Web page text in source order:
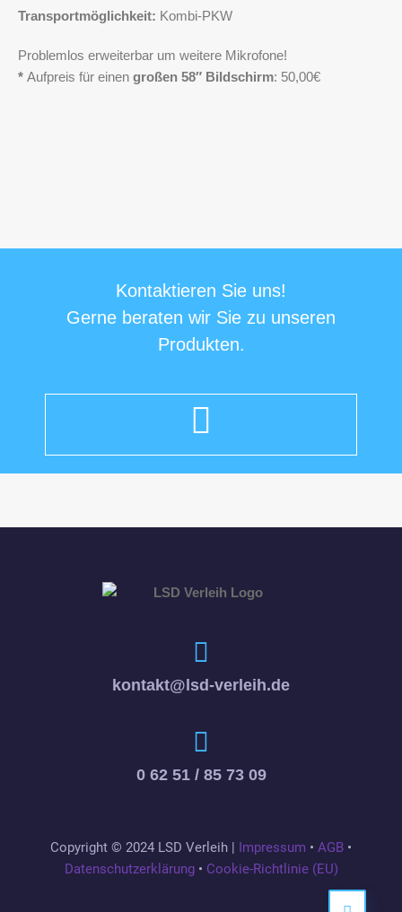
Transportmöglichkeit: Kombi-PKW
Problemlos erweiterbar um weitere Mikrofone!
* Aufpreis für einen großen 58″ Bildschirm: 50,00€
Kontaktieren Sie uns!
Gerne beraten wir Sie zu unseren
Produkten.
kontakt@lsd-verleih.de
0 62 51 / 85 73 09
Copyright © 2024 LSD Verleih | Impressum • AGB •
Datenschutzerklärung• Cookie-Richtlinie (EU)